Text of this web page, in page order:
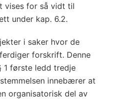
vises for så vidt til
under kap. 6.2.
i saker hvor de
forskrift. Denne
1 første ledd tredje
innebærer at
organisatorisk del av